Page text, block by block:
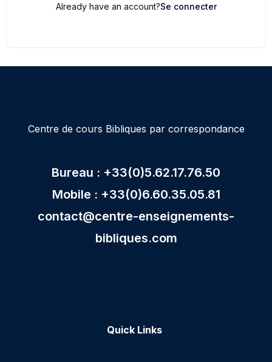
Already have an account?Se connecter
Centre de cours Bibliques par correspondance
Bureau : +33(0)5.62.17.76.50
Mobile : +33(0)6.60.35.05.81
contact@centre-enseignements-
bibliques.com
Quick Links